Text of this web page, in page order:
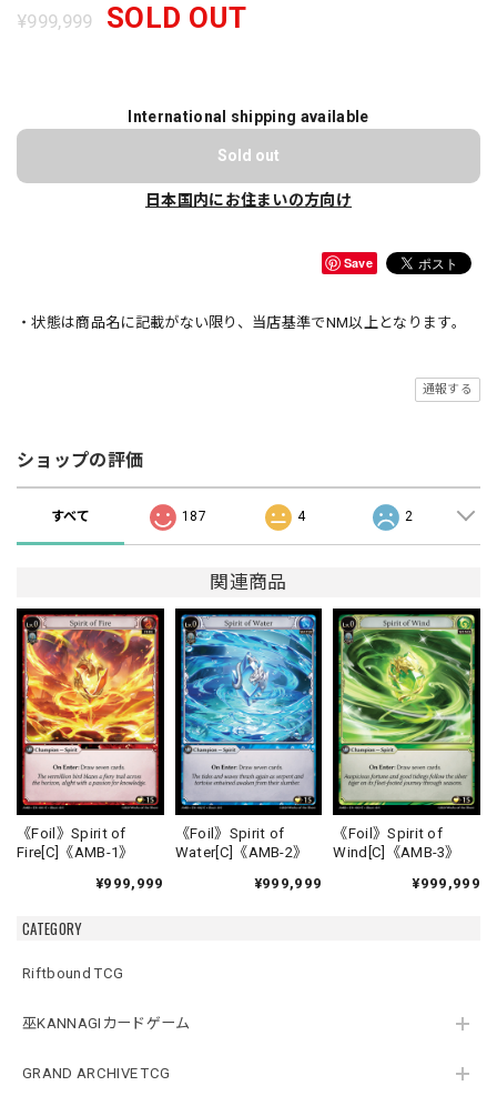
CATEGORY
Riftbound TCG
巫KANNAGIカードゲーム
GRAND ARCHIVE TCG
¥999,999 SOLD OUT
International shipping available
Sold out
日本国内にお住まいの方向け
Save
・状態は商品名に記載がない限り、当店基準でNM以上となります。
通報する
ショップの評価
すべて 187 4 2
関連商品
《Foil》Spirit of
Fire[C]《AMB-1》
¥999,999
《Foil》Spirit of
Water[C]《AMB-2》
¥999,999
《Foil》Spirit of
Wind[C]《AMB-3》
¥999,999